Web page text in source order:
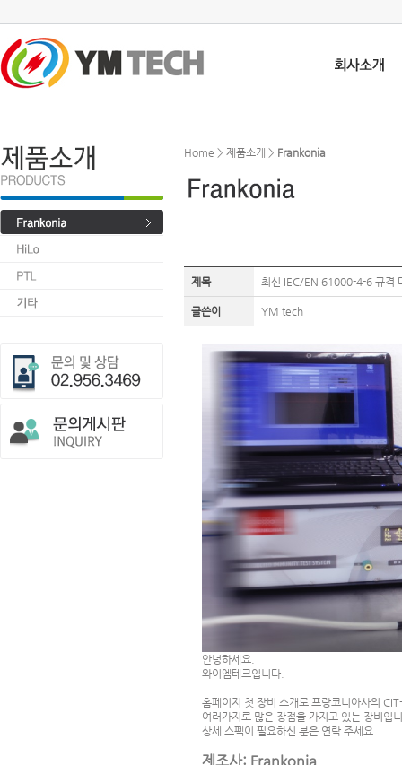
Home > 제품소개 > Frankonia
제목 최신 IEC/EN 61000-4-6 규격
글쓴이 YM tech
안녕하세요.
와이엠테크입니다.
홈페이지 첫 장비 소개로 프랑코니아사의
여러가지로 많은 장점을 가지고 있는 장비입
상세 스펙이 필요하신 분은 연락 주세요.
제조사: Frankonia